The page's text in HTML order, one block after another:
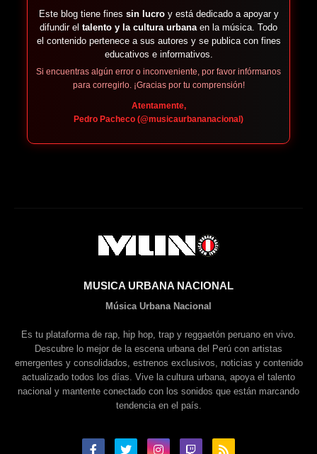
Este blog tiene fines sin lucroy está dedicado a apoyar y
difundir el talento y la cultura urbanaen la música. Todo
el contenido pertenece a sus autores y se publica con fines
educativos e informativos.
Si encuentras algún error o inconveniente, por favor infórmanos
para corregirlo. ¡Gracias por tu comprensión!
Atentamente,
Pedro Pacheco (@musicaurbananacional)
MUSICA URBANA NACIONAL
Música Urbana Nacional
Es tu plataforma de rap, hip hop, trap y reggaetón peruano en vivo.
Descubre lo mejor de la escena urbana del Perú con artistas
emergentes y consolidados, estrenos exclusivos, noticias y contenido
actualizado todos los días. Vive la cultura urbana, apoya el talento
nacional y mantente conectado con los sonidos que están marcando
tendencia en el país.